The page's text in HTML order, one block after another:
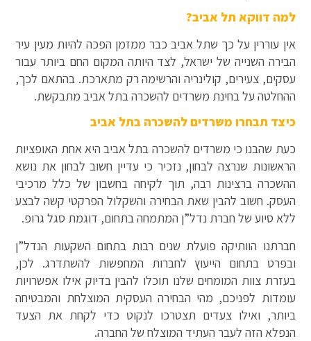
למה דווקא תל אביב?
אין עוררין על כך שתל אביב כבר ממזמן הפכה להיות מעין עיר
הבירה השנייה של ישראל, לצד היותה המקום החם ביותר עבור
עסקים, צעירים, קולינריה והרשימה רק מתארכת. בהתאם לכך,
ההחלטה על בחינת משרדים להשכרה בתל אביב מתבקשת.
כיצד תבחרו משרדים להשכרה בתל אביב
כעת שהבנו כי משרדים להשכרה בתל אביב היא אחת האופציות
הראשונות שנרצה לבחון, נזכיר כי עדיין חשוב לבחון את נושא
ההשכרה ברצינות רבה, תוך לקיחה בחשבון של כלל מרכיבי
העסק. חשוב להבין שאת הבחירה והשקלול הפרקטי קשה לבצע
ללא סיוע של חברת נדל”ן המתמחה בתחום, דוגמת סגל גרופ.
חברתנו הוותיקה פועלת שנים רבות בתחום השקעות הנדל”ן
ובפרט בתחום הייעוץ לחברות המחפשות להשתדרג. לכן,
בעזרת צוות המומחים שלנו תוכלו להבין בדיוק אילו אפשרויות
עומדות לפניכם, מהי הבחירה העסקית המוצלחת והמבטיחה
ביותר, ואילו צעדים תצטרכו לנקוט כדי לקחת את הצעד
הנפלא הזה לעבר העתיד המוצלח של החברה.